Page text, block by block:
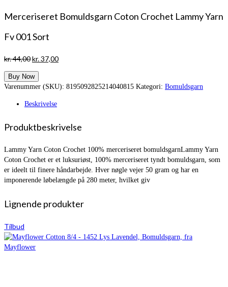
Merceriseret Bomuldsgarn Coton Crochet Lammy Yarn
Fv 001 Sort
kr.44,00Den
pris
var:
kr.37,00Den
er:
Buy Now
Varenummer (SKU): 8195092825214040815 Kategori: Bomuldsgarn
Beskrivelse
Produktbeskrivelse
Lammy Yarn Coton Crochet 100% merceriseret bomuldsgarnLammy Yarn
Coton Crochet er et luksuriøst, 100% merceriseret tyndt bomuldsgarn, som
er ideelt til finere håndarbejde. Hver nøgle vejer 50 gram og har en
imponerende løbelængde på 280 meter, hvilket giv
Lignende produkter
Tilbud